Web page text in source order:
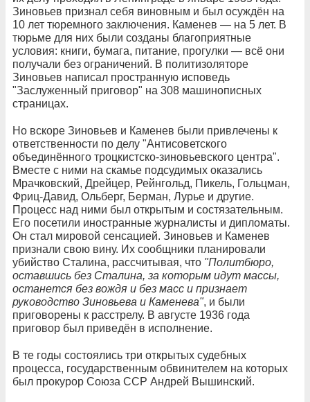
Зиновьев признал себя виновным и был осуждён на
10 лет тюремного заключения. Каменев — на 5 лет. В
тюрьме для них были созданы благоприятные
условия: книги, бумага, питание, прогулки — всё они
получали без ограничений. В политизоляторе
Зиновьев написал пространную исповедь
"Заслуженный приговор" на 308 машинописных
страницах.
Но вскоре Зиновьев и Каменев были привлечены к
ответственности по делу "Антисоветского
объединённого троцкистско-зиновьевского центра".
Вместе с ними на скамье подсудимых оказались
Мрачковский, Дрейцер, Рейнгольд, Пикель, Гольцман,
Фриц-Давид, Ольберг, Берман, Лурье и другие.
Процесс над ними был открытым и состязательным.
Его посетили иностранные журналисты и дипломаты.
Он стал мировой сенсацией. Зиновьев и Каменев
признали свою вину. Их сообщники планировали
убийство Сталина, рассчитывая, что "Политбюро,
оставшись без Сталина, за которым идут массы,
останется без вождя и без масс и признает
руководство Зиновьева и Каменева", и были
приговорены к расстрелу. В августе 1936 года
приговор был приведён в исполнение.
В те годы состоялись три открытых судебных
процесса, государственным обвинителем на которых
был прокурор Союза ССР Андрей Вышинский.